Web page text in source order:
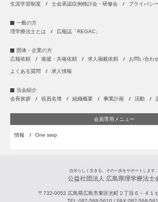
生涯学習制度
士会承認症例検討会・研修会 プライバシ
一般の方
理学療法士とは
広報誌「REGAC」
団体・企業の方
広報依頼
後援・共催依頼 求人掲載依頼 お問い合わ
よくある質問 求人情報
当会紹介
会長挨拶
役員名簿 組織概要 事業計画 活動
会員専用メニュー
情報 One step
自分らしく生きる。その一歩をサポートします。
公益社団法人 広島県理学療法士
〒732-0052 広島県広島市東区光町２丁目６－４１
TEL:082-568-5610/ FAX:082-568-